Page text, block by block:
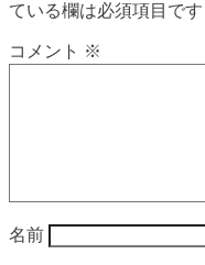
ている欄は必須項目です
コメント ※
名前